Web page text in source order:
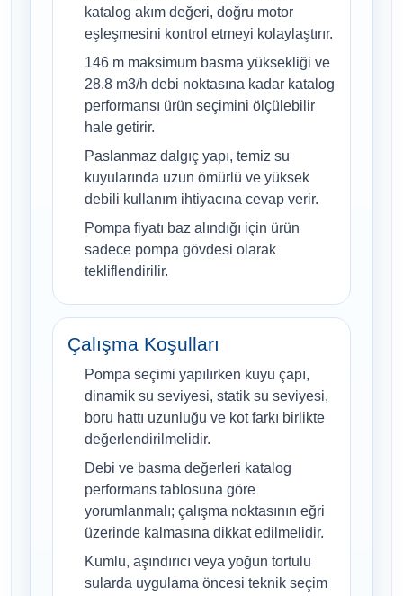
katalog akım değeri, doğru motor
eşleşmesini kontrol etmeyi kolaylaştırır.
146 m maksimum basma yüksekliği ve
28.8 m3/h debi noktasına kadar katalog
performansı ürün seçimini ölçülebilir
hale getirir.
Paslanmaz dalgıç yapı, temiz su
kuyularında uzun ömürlü ve yüksek
debili kullanım ihtiyacına cevap verir.
Pompa fiyatı baz alındığı için ürün
sadece pompa gövdesi olarak
tekliflendirilir.
Çalışma Koşulları
Pompa seçimi yapılırken kuyu çapı,
dinamik su seviyesi, statik su seviyesi,
boru hattı uzunluğu ve kot farkı birlikte
değerlendirilmelidir.
Debi ve basma değerleri katalog
performans tablosuna göre
yorumlanmalı; çalışma noktasının eğri
üzerinde kalmasına dikkat edilmelidir.
Kumlu, aşındırıcı veya yoğun tortulu
sularda uygulama öncesi teknik seçim